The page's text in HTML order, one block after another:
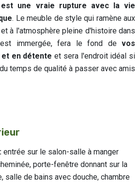
est une vraie rupture avec la vie
. Le meuble de style qui ramène aux
à l'atmosphère pleine d'histoire dans
immergée, fera le fond de vos
en détente et sera l'endroit idéal si
temps de qualité à passer avec amis
entrée sur le salon-salle à manger
porte-fenêtre donnant sur la
salle de bains avec douche, chambre